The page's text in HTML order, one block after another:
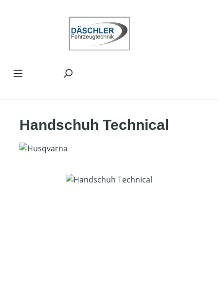
Handschuh Technical
Bildergalerie überspringen